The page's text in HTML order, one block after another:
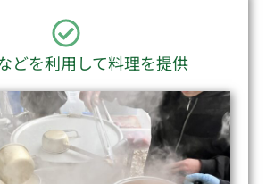
どを利用して料理を提供